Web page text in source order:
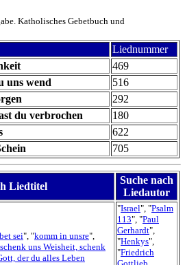
Katholisches Gebetbuch und
Liednummer
469
uns wend
516
292
du verbrochen
180
622
705
Liedtitel
Suche nach
Liedautor
sei", "komm in unsre",
schenk uns Weisheit, schenk
der du alles Leben
"Israel", "Psalm
113", "Paul
Gerhardt",
"Henkys",
"Friedrich